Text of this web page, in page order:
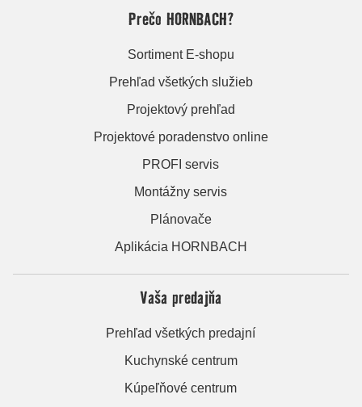
Prečo HORNBACH?
Sortiment E-shopu
Prehľad všetkých služieb
Projektový prehľad
Projektové poradenstvo online
PROFI servis
Montážny servis
Plánovače
Aplikácia HORNBACH
Vaša predajňa
Prehľad všetkých predajní
Kuchynské centrum
Kúpeľňové centrum